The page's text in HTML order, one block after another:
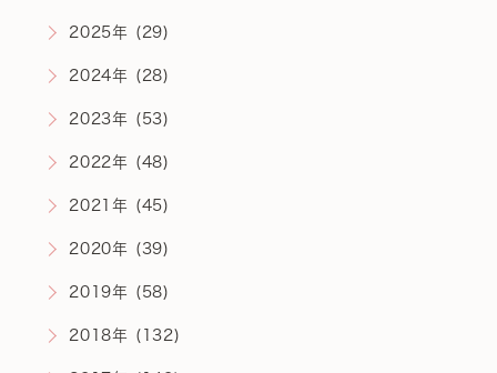
2025年 (29)
2024年 (28)
2023年 (53)
2022年 (48)
2021年 (45)
2020年 (39)
2019年 (58)
2018年 (132)